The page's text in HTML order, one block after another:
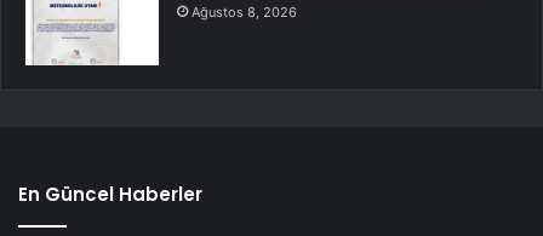
Ağustos 8, 2026
En Güncel Haberler